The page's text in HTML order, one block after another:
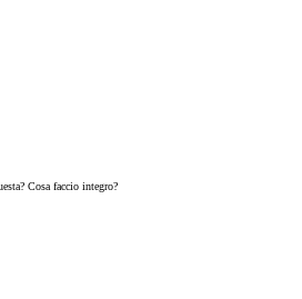
Cosa faccio integro?